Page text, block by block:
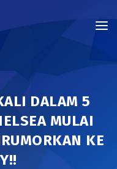
DALAM 5
MULAI
KE